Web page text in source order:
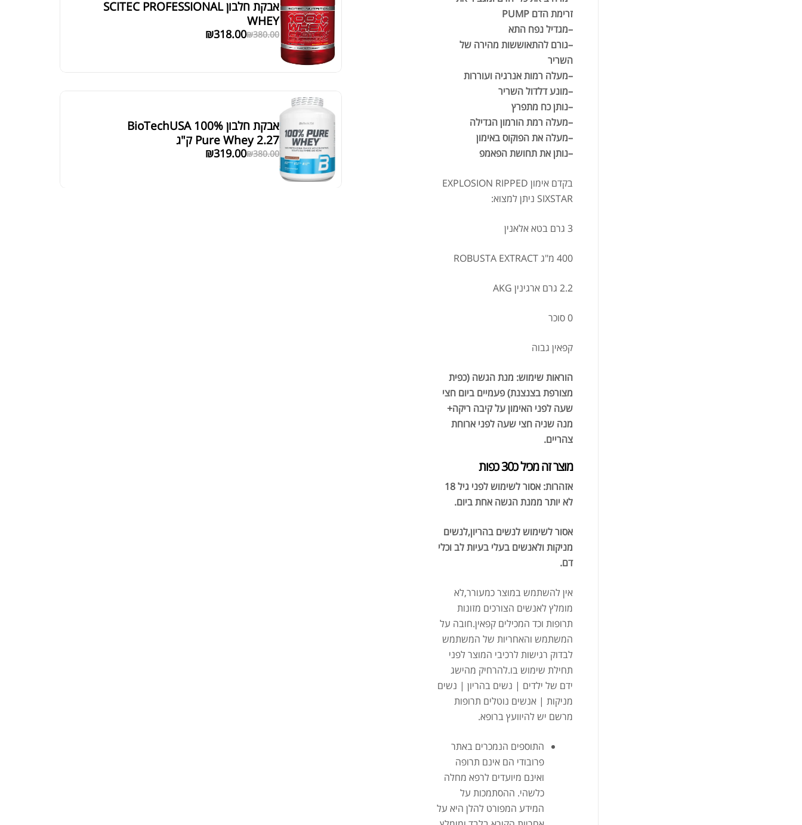
זרימת הדם PUMP
–מגדיל נפח התא
–גורם להתאוששות מהירה של
השריר
–מעלה רמות אנרגיה ועוררות
–מונע דלדול השריר
–נותן כח מתפרץ
–מעלה רמת הורמון הגדילה
–מעלה את הפוקוס באימון
–נותן את תחושת הפאמפ
בקדם אימון EXPLOSION RIPPED
SIXSTAR ניתן למצוא:
3 גרם בטא אלאנין
400 מ"ג ROBUSTA EXTRACT
2.2 גרם ארגינין AKG
0 סוכר
קפאין גבוה
הוראות שימוש: מנת הגשה (כפית
מצורפת בצנצנת) פעמיים ביום חצי
שעה לפני האימון על קיבה ריקה+
מנה שניה חצי שעה לפני ארוחת
צהריים.
מוצר זה מכיל כ30 כפות
אזהרות: אסור לשימוש לפני גיל 18
לא יותר ממנת הגשה אחת ביום.
אסור לשימוש לנשים בהריון,לנשים
מניקות ולאנשים בעלי בעיות לב וכלי
דם.
אין להשתמש במוצר כמעורר,לא
מומלץ לאנשים הצורכים מזונות
תרופות וכד המכילים קפאין.חובה על
המשתמש והאחריות של המשתמש
לבדוק רגישות לרכיבי המוצר לפני
תחילת שימוש בו.להרחיק מהישג
ידם של ילדים | נשים בהריון | נשים
מניקות | אנשים נוטלים תרופות
מרשם יש להיוועץ ברופא.
התוספים הנמכרים באתר
פרובודי הם אינם תרופה
ואינם מיועדים לרפא מחלה
כלשהי. ההסתמכות על
המידע המפורט להלן היא על
אבקת חלבון SCITEC PROFESSIONAL
WHEY
₪380.00
₪318.00
אבקת חלבון BioTechUSA 100%
Pure Whey 2.27 ק"ג
₪380.00
₪319.00